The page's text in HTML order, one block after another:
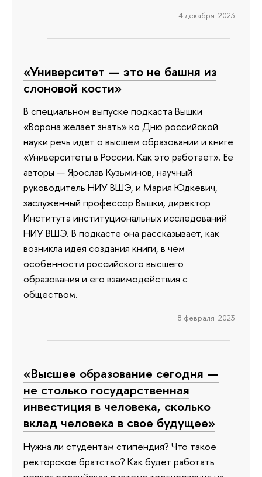
4 декабря 2023
«Университет — это не башня из
слоновой кости»
В специальном выпуске подкаста Вышки
«Ворона желает знать» ко Дню российской
науки речь идет о высшем образовании и книге
«Университеты в России. Как это работает». Ее
авторы — Ярослав Кузьминов, научный
руководитель НИУ ВШЭ, и Мария Юдкевич,
заслуженный профессор Вышки, директор
Института институциональных исследований
НИУ ВШЭ. В подкасте она рассказывает, как
возникла идея создания книги, в чем
особенности российского высшего
образования и его взаимодействия с
обществом.
8 февраля 2023
«Высшее образование сегодня —
не столько государственная
инвестиция в человека, сколько
вклад человека в свое будущее»
Нужна ли студентам стипендия? Что такое
ректорское братство? Как будет работать